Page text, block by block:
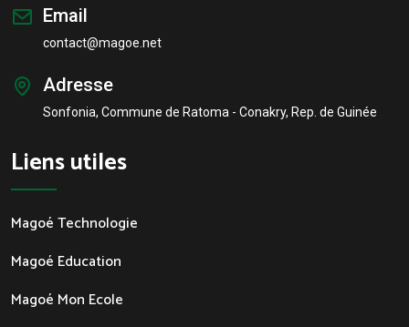
Email
contact@magoe.net
Adresse
Sonfonia, Commune de Ratoma - Conakry, Rep. de Guinée
Liens utiles
Magoé Technologie
Magoé Education
Magoé Mon Ecole